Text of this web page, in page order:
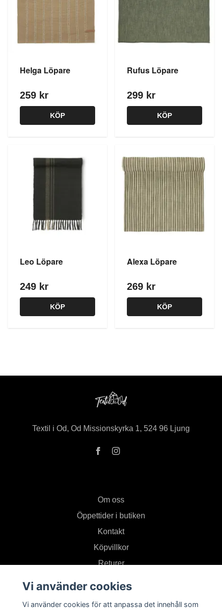
Helga Löpare
259 kr
KÖP
Rufus Löpare
299 kr
KÖP
Leo Löpare
249 kr
KÖP
Alexa Löpare
269 kr
KÖP
Textil i Od, Od Missionskyrka 1, 524 96 Ljung
Om oss
Öppettider i butiken
Kontakt
Köpvillkor
Returer
Prenumerera på vårt nyhetsbrev
Vi använder cookies
Vi använder cookies för att anpassa det innehåll som